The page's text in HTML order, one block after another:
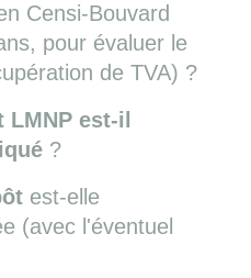
Censi-Bouvard
pour évaluer le
de TVA) ?
est-il
?
est-elle
(avec l'éventuel